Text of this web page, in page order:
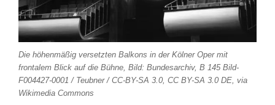
Die höhenmäßig versetzten Balkons in der Kölner Oper mit
frontalem Blick auf die Bühne, Bild: Bundesarchiv, B 145 Bild-
F004427-0001 / Teubner / CC-BY-SA 3.0, CC BY-SA 3.0 DE, via
Wikimedia Commons